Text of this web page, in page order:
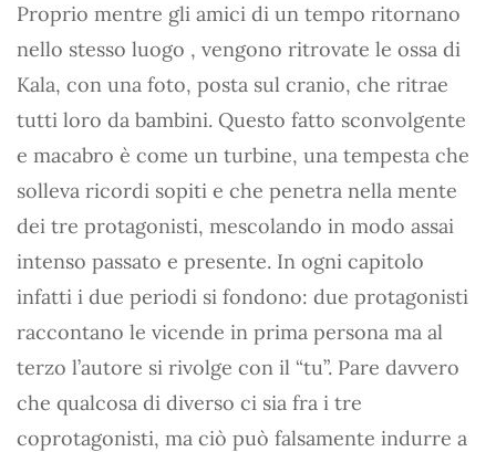
Proprio mentre gli amici di un tempo ritornano
nello stesso luogo , vengono ritrovate le ossa di
Kala, con una foto, posta sul cranio, che ritrae
tutti loro da bambini. Questo fatto sconvolgente
e macabro è come un turbine, una tempesta che
solleva ricordi sopiti e che penetra nella mente
dei tre protagonisti, mescolando in modo assai
intenso passato e presente. In ogni capitolo
infatti i due periodi si fondono: due protagonisti
raccontano le vicende in prima persona ma al
terzo l’autore si rivolge con il “tu”. Pare davvero
che qualcosa di diverso ci sia fra i tre
coprotagonisti, ma ciò può falsamente indurre a